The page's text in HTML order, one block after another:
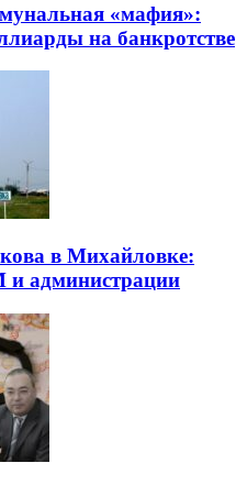
«мафия»:
на банкротстве
в Михайловке:
администрации